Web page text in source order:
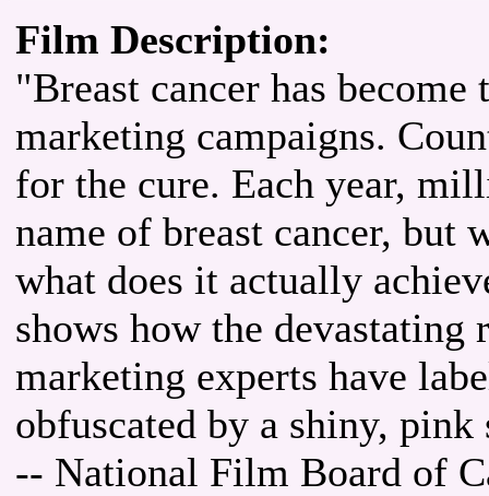
Film Description:
"Breast cancer has
marketing campaigns.
for the cure. Each year,
name of breast cancer, but
what does it actually
shows how the
marketing experts have
obfuscated by a shiny,
-- National Film Board of